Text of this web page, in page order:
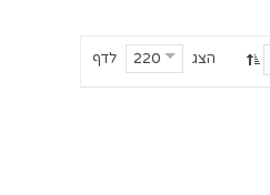
הצג 220 לדף